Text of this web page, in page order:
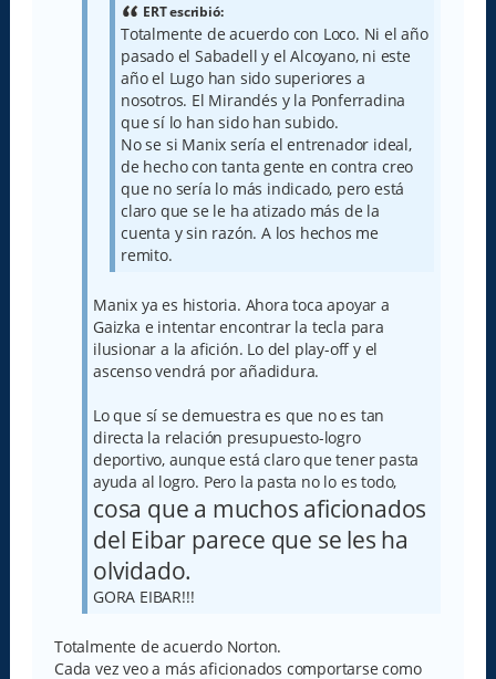
ERT escribió:
Totalmente de acuerdo con Loco. Ni el año
pasado el Sabadell y el Alcoyano, ni este
año el Lugo han sido superiores a
nosotros. El Mirandés y la Ponferradina
que sí lo han sido han subido.
No se si Manix sería el entrenador ideal,
de hecho con tanta gente en contra creo
que no sería lo más indicado, pero está
claro que se le ha atizado más de la
cuenta y sin razón. A los hechos me
remito.
Manix ya es historia. Ahora toca apoyar a
Gaizka e intentar encontrar la tecla para
ilusionar a la afición. Lo del play-off y el
ascenso vendrá por añadidura.
Lo que sí se demuestra es que no es tan
directa la relación presupuesto-logro
deportivo, aunque está claro que tener pasta
ayuda al logro. Pero la pasta no lo es todo,
cosa que a muchos aficionados
del Eibar parece que se les ha
olvidado.
GORA EIBAR!!!
Totalmente de acuerdo Norton.
Cada vez veo a más aficionados comportarse como